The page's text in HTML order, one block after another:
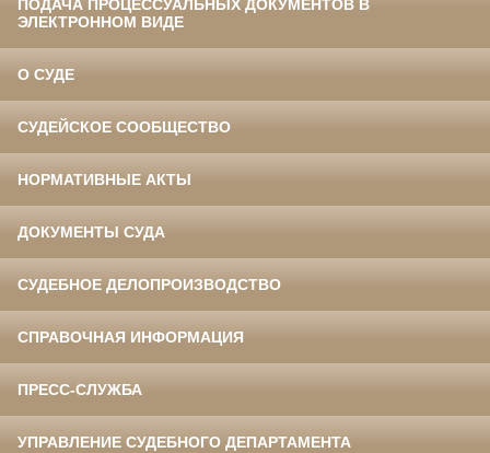
ПОДАЧА ПРОЦЕССУАЛЬНЫХ ДОКУМЕНТОВ В
ЭЛЕКТРОННОМ ВИДЕ
О СУДЕ
СУДЕЙСКОЕ СООБЩЕСТВО
НОРМАТИВНЫЕ АКТЫ
ДОКУМЕНТЫ СУДА
СУДЕБНОЕ ДЕЛОПРОИЗВОДСТВО
СПРАВОЧНАЯ ИНФОРМАЦИЯ
ПРЕСС-СЛУЖБА
УПРАВЛЕНИЕ СУДЕБНОГО ДЕПАРТАМЕНТА